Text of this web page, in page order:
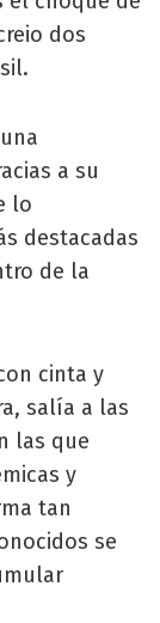
dos
a su
lo
destacadas
de la
cinta y
salía a las
las que
y
tan
se